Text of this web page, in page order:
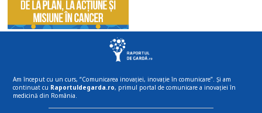
Am început cu un curs, “Comunicarea inovației, inovație în comunicare”. Și am
continuat cu Raportuldegarda.ro, primul portal de comunicare a inovației în
medicină din România.